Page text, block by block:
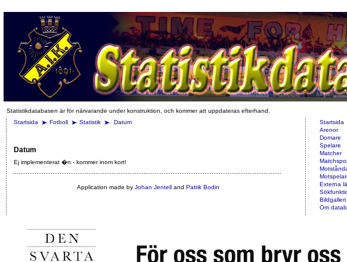
Statistikdatabasen är för närvarande under konstruktion, och kommer att uppdateras efterhand.
Startsida
Fotboll Statistik Datum
Datum
Ej implementerat �n - kommer inom kort!
Application made by Johan Jentelland Patrik Bodin
Startsida
Arenor
Domare
Spelare
Matcher
Externa
Bildgalleri
Om